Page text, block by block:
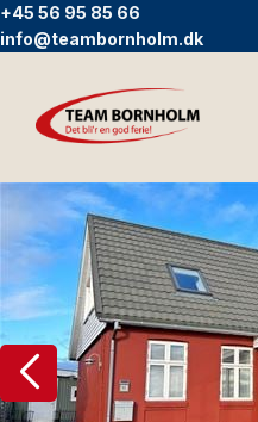
+45 56 95 85 66
info@teambornholm.dk